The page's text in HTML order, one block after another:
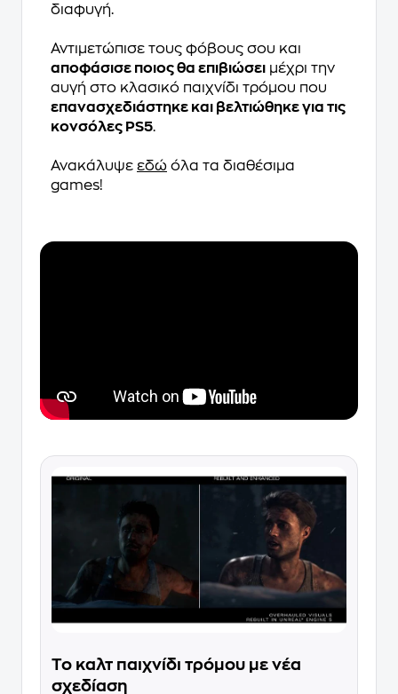
διαφυγή.
Αντιμετώπισε τους φόβους σου και
αποφάσισε ποιος θα επιβιώσει μέχρι την
αυγή στο κλασικό παιχνίδι τρόμου που
επανασχεδιάστηκε και βελτιώθηκε για τις
κονσόλες PS5.
Ανακάλυψε εδώ όλα τα διαθέσιμα
games!
Το καλτ παιχνίδι τρόμου με νέα
σχεδίαση